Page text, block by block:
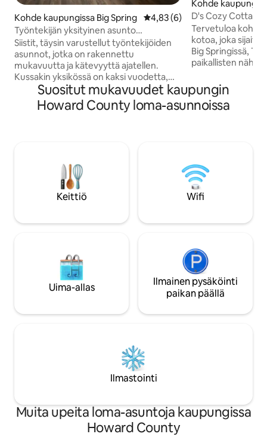
Kohde kaupungissa Big Spring Keskimääräinen arvio 4,83/5,
4,83 (6)
Työntekijän yksityinen asunto
(aamiainen/illallinen sisältyy hintaan)
Siistit, täysin varustellut työntekijöiden
asunnot, jotka on rakennettu
mukavuutta ja kätevyyttä ajatellen.
Kussakin yksikössä on kaksi vuodetta,
joten säästät rahaa varaamalla
työtoverin kanssa. Jokaisessa yksikössä
on oma kylpyhuone, täysin varustettu
helpottaa rekkojen, perävaunujen tai
työajoneuvojen pysäköintiä. Suunniteltu
työryhmille, urakoitsijoille ja
matkustaville ammattilaisille, jotka
majoituksen lähellä työmaata.
Kohde
g
D's Cozy Cottage
Tervetuloa
kotoa, joka
Big Springissä,
paikallisten
kodin WIFISTÄ
jokaisessa
olohuoneessa.
hyväksytään. Talo on
paunaa tai
Lemmikkieläinten
on hyväksyttävä.
Suositut mukavuudet kaupungin
Howard County loma-asunnoissa
Keittiö Wifi
Uima-allas
Ilmainen pysäköinti
paikan päällä
Ilmastointi
Muita upeita loma-asuntoja kaupungissa
Howard County